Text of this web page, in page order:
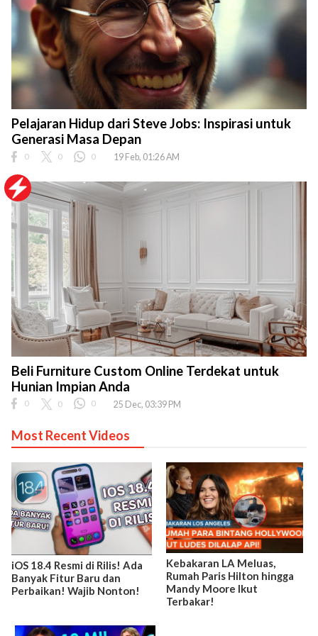
Pelajaran Hidup dari Steve Jobs: Inspirasi untuk
Generasi Masa Depan
0 0 0 19 Feb, 01:26 AM
Beli Furniture Custom Online Terdekat untuk
Hunian Impian Anda
0 0 0 25 Dec, 03:39 PM
Most Recent Videos
iOS 18.4 Resmi di Rilis! Ada
Banyak Fitur Baru dan
Perbaikan! Wajib Nonton!
Kebakaran LA Meluas,
Rumah Paris Hilton hingga
Mandy Moore Ikut
Terbakar!